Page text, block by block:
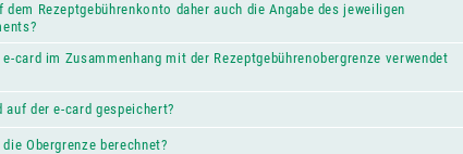
dem Rezeptgebührenkonto daher auch die Angabe des jeweiligen
e-card im Zusammenhang mit der Rezeptgebührenobergrenze verwendet
auf der e-card gespeichert?
Obergrenze berechnet?